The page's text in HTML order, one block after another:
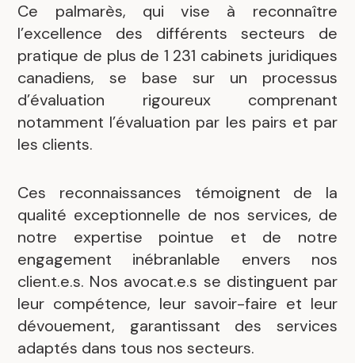
Ce palmarès, qui vise à reconnaître
l’excellence des différents secteurs de
pratique de plus de 1 231 cabinets juridiques
canadiens, se base sur un processus
d’évaluation rigoureux comprenant
notamment l’évaluation par les pairs et par
les clients.
Ces reconnaissances témoignent de la
qualité exceptionnelle de nos services, de
notre expertise pointue et de notre
engagement inébranlable envers nos
client.e.s. Nos avocat.e.s se distinguent par
leur compétence, leur savoir-faire et leur
dévouement, garantissant des services
adaptés dans tous nos secteurs.